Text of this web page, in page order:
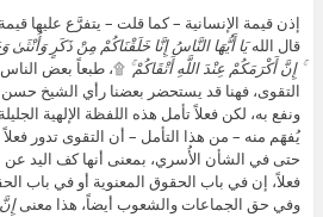
إذن قيمة الإنسانية – كما قلت – يتفرَّع عليها
قال اللهيَا أَيُّهَا النَّاسُ إِنَّا خَلَقْنَاكُمْ مِنْ ذَكَرٍ وَأُنْثَىٰ
ۚ إِنَّ أَكْرَمَكُمْ عِنْدَ اللَّهِ أَتْقَاكُمْ ۚ ۩، طبعاً بعض
التقوى، فهنا قد يستحضر بعضنا رأي الشيخ
ونفع به، لكن فعلاً تأمل هذه اللفظة الإلهية
يُفهَم منه – من هذا التأمل – أن التقوى تدور
حتى في الشأن الأُسري، بمعنى أنها كف اليد
فعلاً، إن في باب الحقوق المعنوية أو في باب
وفي حق الجماعات والشعوب أيضاً، هذا معنى